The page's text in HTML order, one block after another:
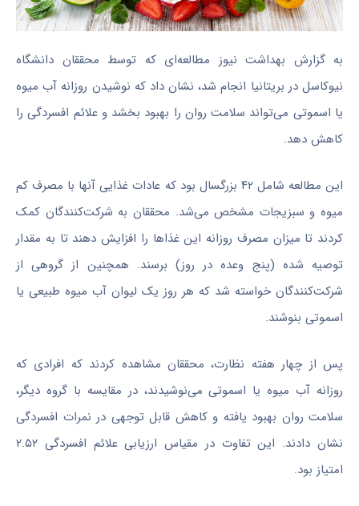
به گزارش بهداشت نیوز مطالعه‌ای که توسط محققان دانشگاه
نیوکاسل در بریتانیا انجام شد، نشان داد که نوشیدن روزانه آب میوه
یا اسموتی می‌تواند سلامت روان را بهبود بخشد و علائم افسردگی را
کاهش دهد.
این مطالعه شامل ۴۲ بزرگسال بود که عادات غذایی آنها با مصرف کم
میوه و سبزیجات مشخص می‌شد. محققان به شرکت‌کنندگان کمک
کردند تا میزان مصرف روزانه این غذا‌ها را افزایش دهند تا به مقدار
توصیه شده (پنج وعده در روز) برسند. همچنین از گروهی از
شرکت‌کنندگان خواسته شد که هر روز یک لیوان آب میوه طبیعی یا
اسموتی بنوشند.
پس از چهار هفته نظارت، محققان مشاهده کردند که افرادی که
روزانه آب میوه یا اسموتی می‌نوشیدند، در مقایسه با گروه دیگر،
سلامت روان بهبود یافته و کاهش قابل توجهی در نمرات افسردگی
نشان دادند. این تفاوت در مقیاس ارزیابی علائم افسردگی ۲.۵۲
امتیاز بود.